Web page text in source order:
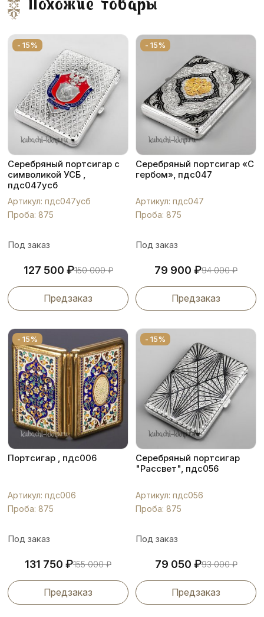
Похожие товары
- 15%
Серебряный портсигар с
символикой УСБ ,
пдс047усб
Артикул: пдс047усб
Проба: 875
Под заказ
127 500 ₽150 000₽
Предзаказ
- 15%
Серебряный портсигар «С
гербом», пдс047
Артикул: пдс047
Проба: 875
Под заказ
79 900 ₽94 000₽
Предзаказ
- 15%
Портсигар , пдс006
Артикул: пдс006
Проба: 875
Под заказ
131 750 ₽155 000₽
Предзаказ
- 15%
Серебряный портсигар
"Рассвет", пдс056
Артикул: пдс056
Проба: 875
Под заказ
79 050 ₽93 000₽
Предзаказ